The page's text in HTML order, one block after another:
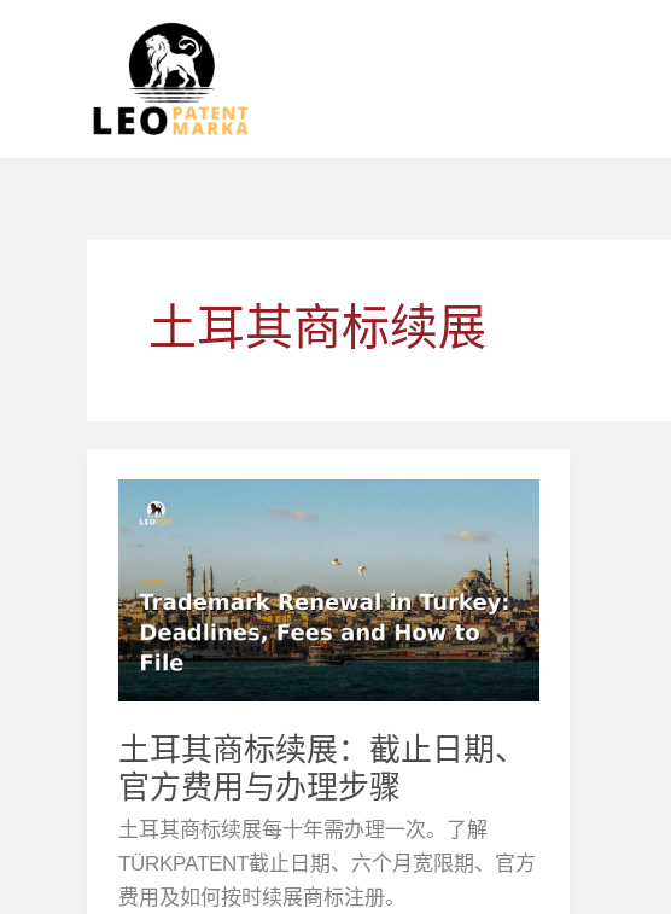
土耳其商标续展
土耳其商标续展：截止日期、
官方费用与办理步骤
土耳其商标续展每十年需办理一次。了解
TÜRKPATENT截止日期、六个月宽限期、官方
费用及如何按时续展商标注册。
商
标
续
展：
截
止
日
期、
官
方